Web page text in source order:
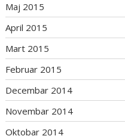
Maj 2015
April 2015
Mart 2015
Februar 2015
Decembar 2014
Novembar 2014
Oktobar 2014